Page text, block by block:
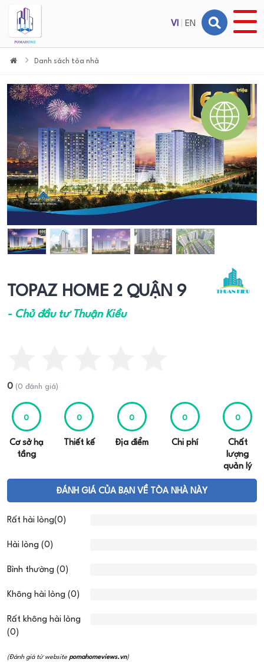
VI| EN
Danh sách tòa nhà
TOPAZ HOME 2 QUẬN 9
- Chủ đầu tư Thuận Kiều
0 (0 đánh giá)
0
Cơ sở hạ
tầng
0
Thiết kế
0
Địa điểm
0
Chi phí
0
Chất
lượng
quản lý
ĐÁNH GIÁ CỦA BẠN VỀ TÒA NHÀ NÀY
Rất hài lòng(0)
Hài lòng (0)
Bình thường (0)
Không hài lòng (0)
Rất không hài lòng
(0)
(Đánh giá từ website pomahomeviews.vn)